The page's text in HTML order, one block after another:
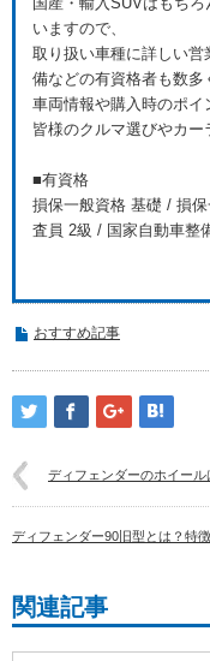
国産・輸入SUVはもち
いますので、
取り扱い車種に詳しい
備などの有資格者も数多
車両情報や購入時のポ
皆様のクルマ選びやカー
■有資格
損保一般資格 基礎 / 損
査員 2級 / 国家自動車整
おすすめ記事
ディフェンダーのホイール
ディフェンダー90旧型とは？特
関連記事